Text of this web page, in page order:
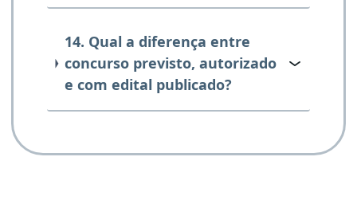
14. Qual a diferença entre
concurso previsto, autorizado
e com edital publicado?